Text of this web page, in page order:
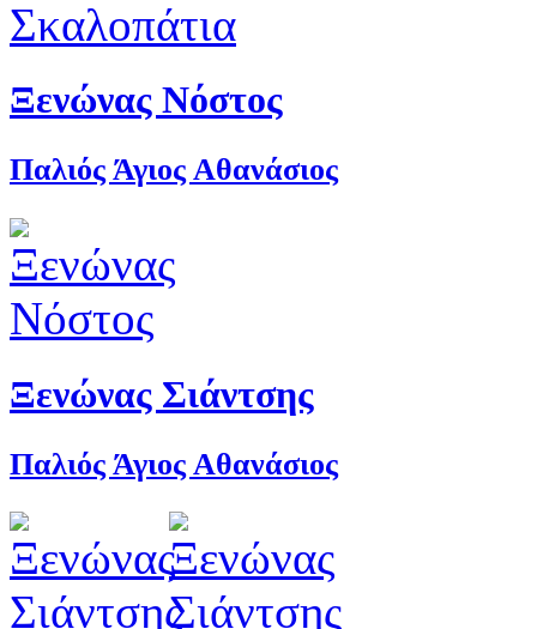
Ξενώνας Νόστος
Παλιός Άγιος Αθανάσιος
Ξενώνας Σιάντσης
Παλιός Άγιος Αθανάσιος